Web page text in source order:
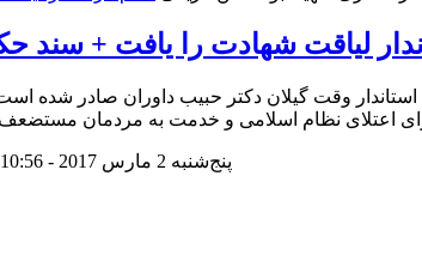
لیاقت شهادت را یافت + سند
وقت گیلان دکتر حبیب داوران صادر
اعتلای نظام اسلامی و خدمت به مردمان مستضعف
پنج‌شنبه 2 مارس 2017 - 10:56